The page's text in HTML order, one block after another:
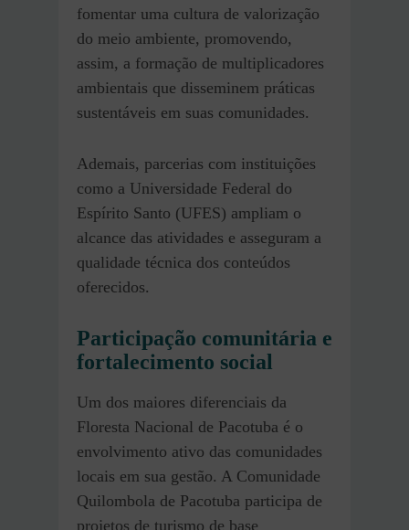
fomentar uma cultura de valorização
do meio ambiente, promovendo,
assim, a formação de multiplicadores
ambientais que disseminem práticas
sustentáveis em suas comunidades.
Ademais, parcerias com instituições
como a Universidade Federal do
Espírito Santo (UFES) ampliam o
alcance das atividades e asseguram a
qualidade técnica dos conteúdos
oferecidos.
Participação comunitária e
fortalecimento social
Um dos maiores diferenciais da
Floresta Nacional de Pacotuba é o
envolvimento ativo das comunidades
locais em sua gestão. A Comunidade
Quilombola de Pacotuba participa de
projetos de turismo de base